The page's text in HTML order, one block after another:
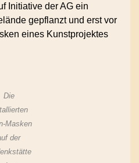
Initiative der AG ein
gepflanzt und erst vor
eines Kunstprojektes
Die
Masken
der